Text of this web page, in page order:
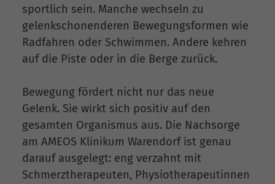
sportlich sein. Manche wechseln zu
gelenkschonenderen Bewegungsformen wie
Radfahren oder Schwimmen. Andere kehren
auf die Piste oder in die Berge zurück.
Bewegung fördert nicht nur das neue
Gelenk. Sie wirkt sich positiv auf den
gesamten Organismus aus. Die Nachsorge
am AMEOS Klinikum Warendorf ist genau
darauf ausgelegt: eng verzahnt mit
Schmerztherapeuten, Physiotherapeutinnen